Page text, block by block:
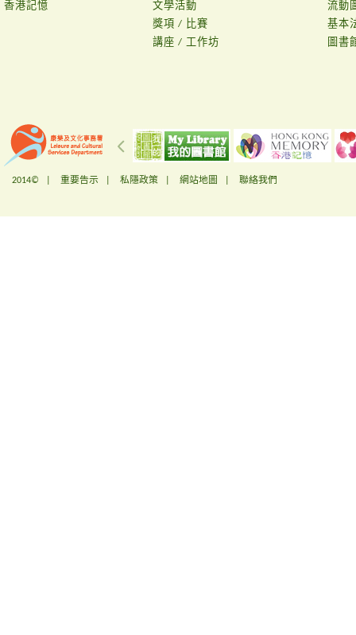
香港記憶
文學活動
獎項 / 比賽
講座 / 工作坊
流動
基本
圖書
2014© | 重要告示 私隱政策 網站地圖 聯絡我們